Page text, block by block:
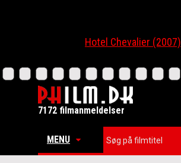
Hotel Chevalier (2007)
7172 filmanmeldelser
MENU